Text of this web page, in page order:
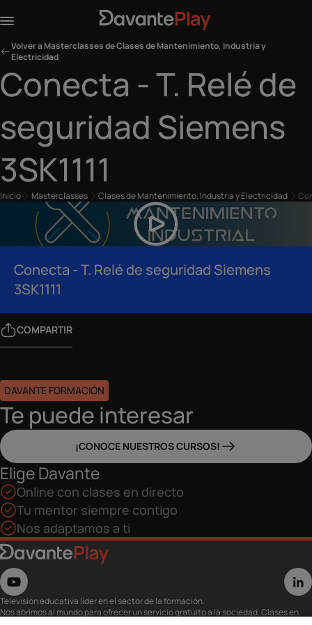
Volver a Masterclasses de Clases de Mantenimiento, Industria y
Electricidad
Conecta - T. Relé de
seguridad Siemens
3SK1111
Inicio Masterclasses Clases de Mantenimiento, Industria y Electricidad
Conecta - T. Relé de seguridad Siemens
3SK1111
COMPARTIR
DAVANTE FORMACIÓN
Te puede interesar
¡CONOCE NUESTROS CURSOS!
Elige Davante
Online con clases en directo
Tu mentor siempre contigo
Nos adaptamos a ti
Televisión educativa líder en el sector de la formación.
Nos abrimos al mundo para ofrecer un servicio gratuito a la sociedad. Clases en